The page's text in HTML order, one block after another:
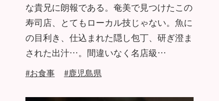
な貴兄に朗報である。奄美で見つけたこの
寿司店、とてもローカル技じゃない。魚に
の目利き、仕込まれた隠し包丁、研ぎ澄ま
された出汁…。間違いなく名店級…
#お食事 #鹿児島県